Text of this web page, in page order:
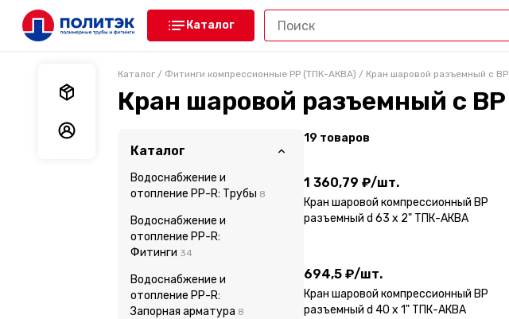
Каталог
Мои заказы
Каталог / Фитинги компрессионные PP (ТПК-АКВА) / Кран шаровой разъемный с ВР
Кран шаровой разъемный с ВР
Каталог
Водоснабжение и
отопление PP-R: Трубы 8
Водоснабжение и
отопление PP-R:
Фитинги 34
Водоснабжение и
отопление PP-R:
Запорная арматура 8
19 товаров
1 360,79 ₽/шт.
Кран шаровой компрессионный ВР
разъемный d 63 х 2" ТПК-АКВА
1 360,79 ₽
694,5 ₽/шт.
Кран шаровой компрессионный ВР
разъемный d 40 х 1" ТПК-АКВА